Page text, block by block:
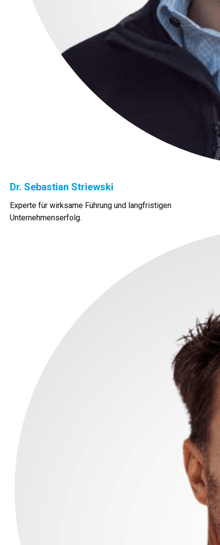
Dr. Sebastian Striewski
Experte für wirksame Führung und langfristigen
Unternehmenserfolg.